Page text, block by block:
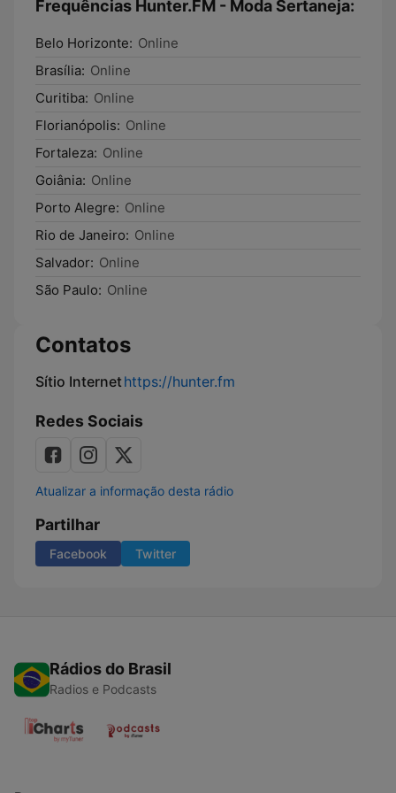
Frequências Hunter.FM - Moda Sertaneja:
Belo Horizonte: Online
Brasília: Online
Curitiba: Online
Florianópolis: Online
Fortaleza: Online
Goiânia: Online
Porto Alegre: Online
Rio de Janeiro: Online
Salvador: Online
São Paulo: Online
Contatos
Sítio Internethttps://hunter.fm
Redes Sociais
Atualizar a informação desta rádio
Partilhar
Facebook Twitter
Rádios do Brasil
Radios e Podcasts